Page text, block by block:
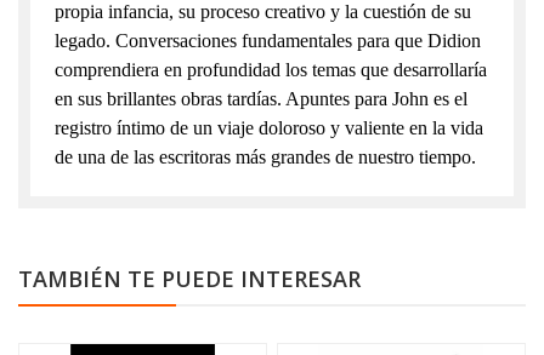
propia infancia, su proceso creativo y la cuestión de su
legado. Conversaciones fundamentales para que Didion
comprendiera en profundidad los temas que desarrollaría
en sus brillantes obras tardías. Apuntes para John es el
registro íntimo de un viaje doloroso y valiente en la vida
de una de las escritoras más grandes de nuestro tiempo.
TAMBIÉN TE PUEDE INTERESAR